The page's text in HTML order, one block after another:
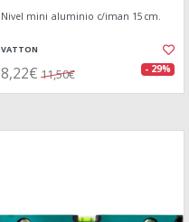
Nivel mini aluminio c/iman 15cm.
VATTON
8,22€ 11,50€ - 29%